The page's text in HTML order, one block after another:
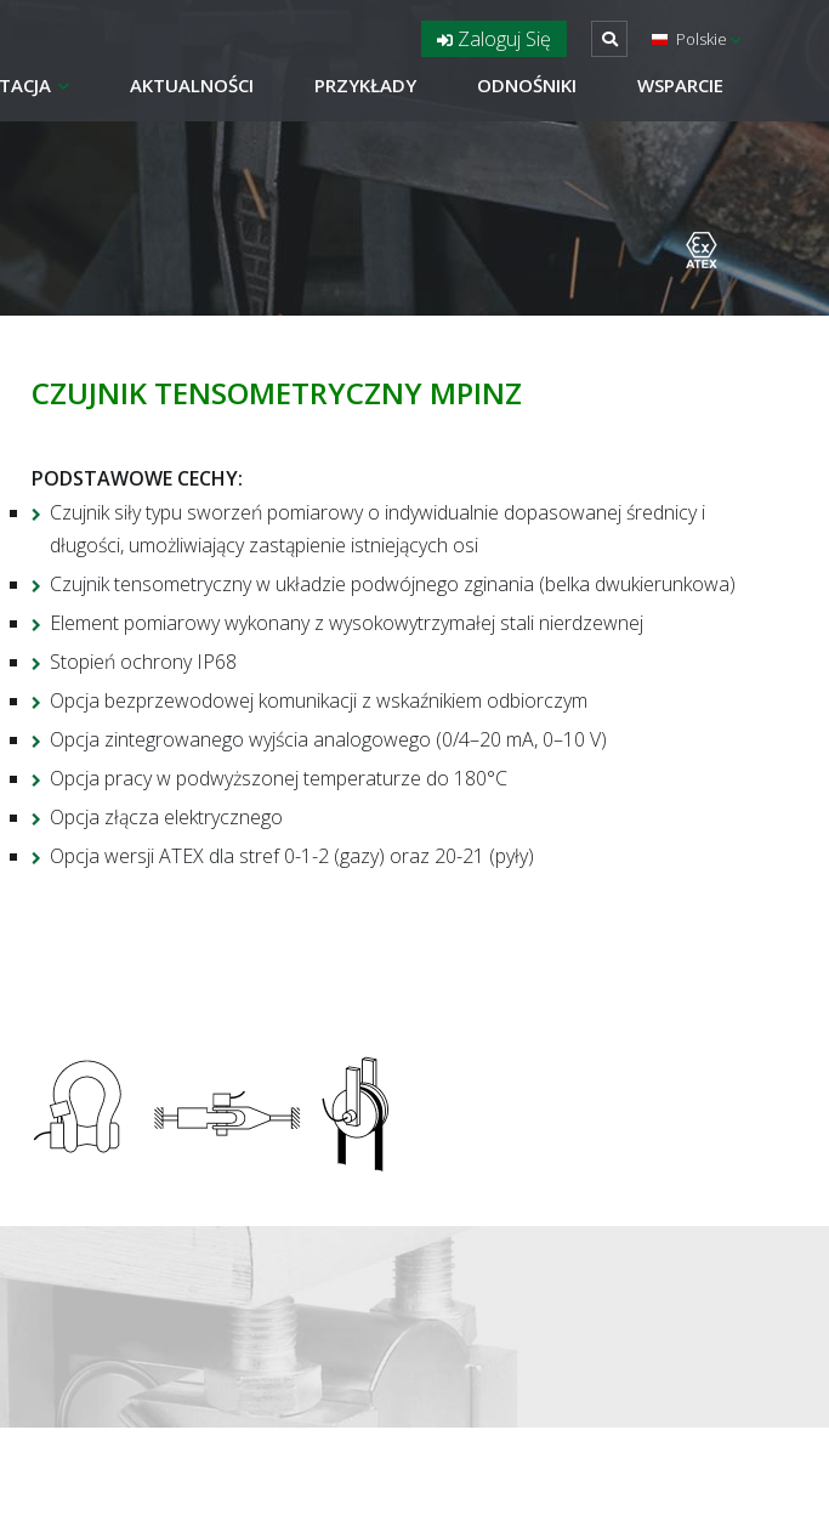
Zaloguj Się Polskie
AKTUALNOŚCI PRZYKŁADY ODNOŚNIKI
WSPARCIE
CZUJNIK TENSOMETRYCZNY MPINZ
PODSTAWOWE CECHY:
Czujnik siły typu sworzeń pomiarowy o indywidualnie dopasowanej średnicy i
długości, umożliwiający zastąpienie istniejących osi
Czujnik tensometryczny w układzie podwójnego zginania (belka dwukierunkowa)
Element pomiarowy wykonany z wysokowytrzymałej stali nierdzewnej
Stopień ochrony IP68
Opcja bezprzewodowej komunikacji z wskaźnikiem odbiorczym
Opcja zintegrowanego wyjścia analogowego (0/4–20 mA, 0–10 V)
Opcja pracy w podwyższonej temperaturze do 180°C
Opcja złącza elektrycznego
Opcja wersji ATEX dla stref 0-1-2 (gazy) oraz 20-21 (pyły)